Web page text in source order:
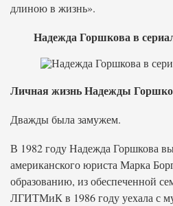
длиною в жизнь».
Надежда Горшкова в
Личная жизнь Надежды
Дважды была замужем.
В 1982 году Надежда Горшкова
американского юриста Марка
образованию, из обеспеченной
ЛГИТМиК в 1986 году уехала с